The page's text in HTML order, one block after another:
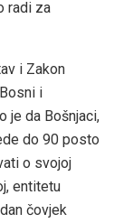
radi za
i Zakon
i
je da Bošnjaci,
do 90 posto
o svojoj
entitetu
čovjek